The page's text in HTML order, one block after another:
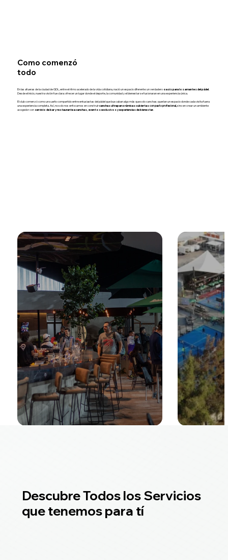
Como comenzó
todo
En las afueras de la ciudad de GDL, entre el ritmo acelerado de la vida cotidiana, nació un espacio diferente: un verdadero oasis para los amantes del pádel.
Desde el inicio, nuestra visión fue clara: ofrecer un lugar donde el deporte, la comunidad y el bienestar se fusionaran en una experiencia única.
El club comenzó como un sueño compartido entre entusiastas del pádel que buscaban algo más que solo canchas; querían un espacio donde cada visita fuera
una experiencia completa. Así, no solo nos enfocamos en construircanchas ultrapanorámicas cubiertascon pasto profesional, sino en crear un ambiente
acogedor con servicio de bar y restaurante a canchas, eventos exclusivos y experiencias de bienestar.
Descubre Todos los Servicios
que tenemos para tí